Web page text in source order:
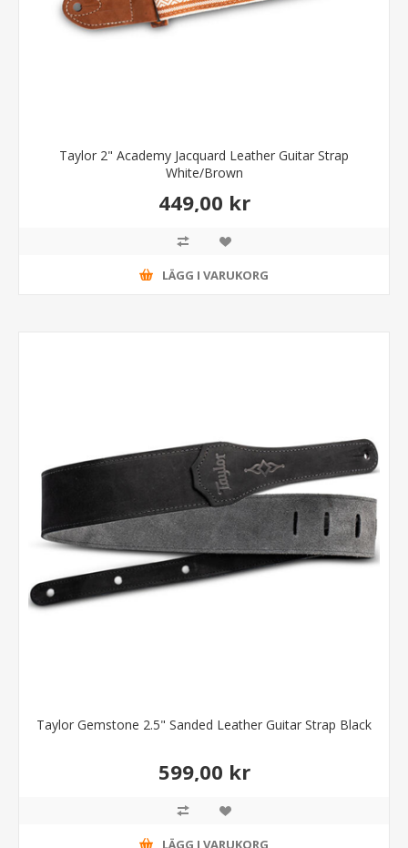
Taylor 2" Academy Jacquard Leather Guitar Strap
White/Brown
449,00 kr
LÄGG I VARUKORG
Taylor Gemstone 2.5" Sanded Leather Guitar Strap Black
599,00 kr
LÄGG I VARUKORG